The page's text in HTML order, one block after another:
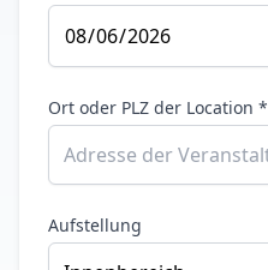
Ort oder PLZ der Location *
Aufstellung